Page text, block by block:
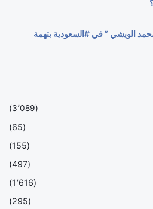
الويشي ” في #السعودية بتهمة
(3٬089)
(65)
(155)
(497)
(1٬616)
(295)